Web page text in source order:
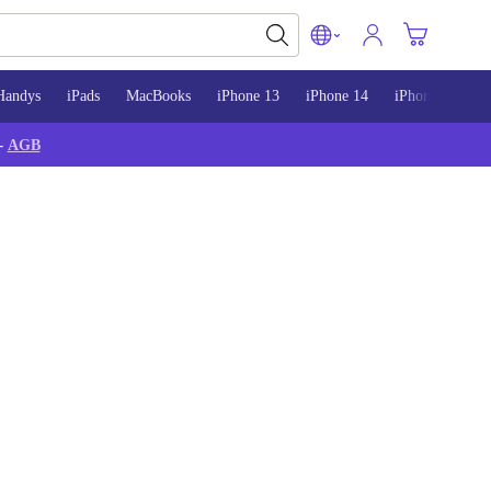
iPads MacBooks iPhone 13 iPhone 14 iPhone 15
AGB